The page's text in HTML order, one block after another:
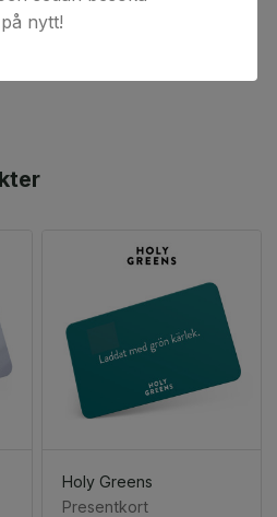
digital(a) värdekod(er) då
Holy Greens
Presentkort
nytt!